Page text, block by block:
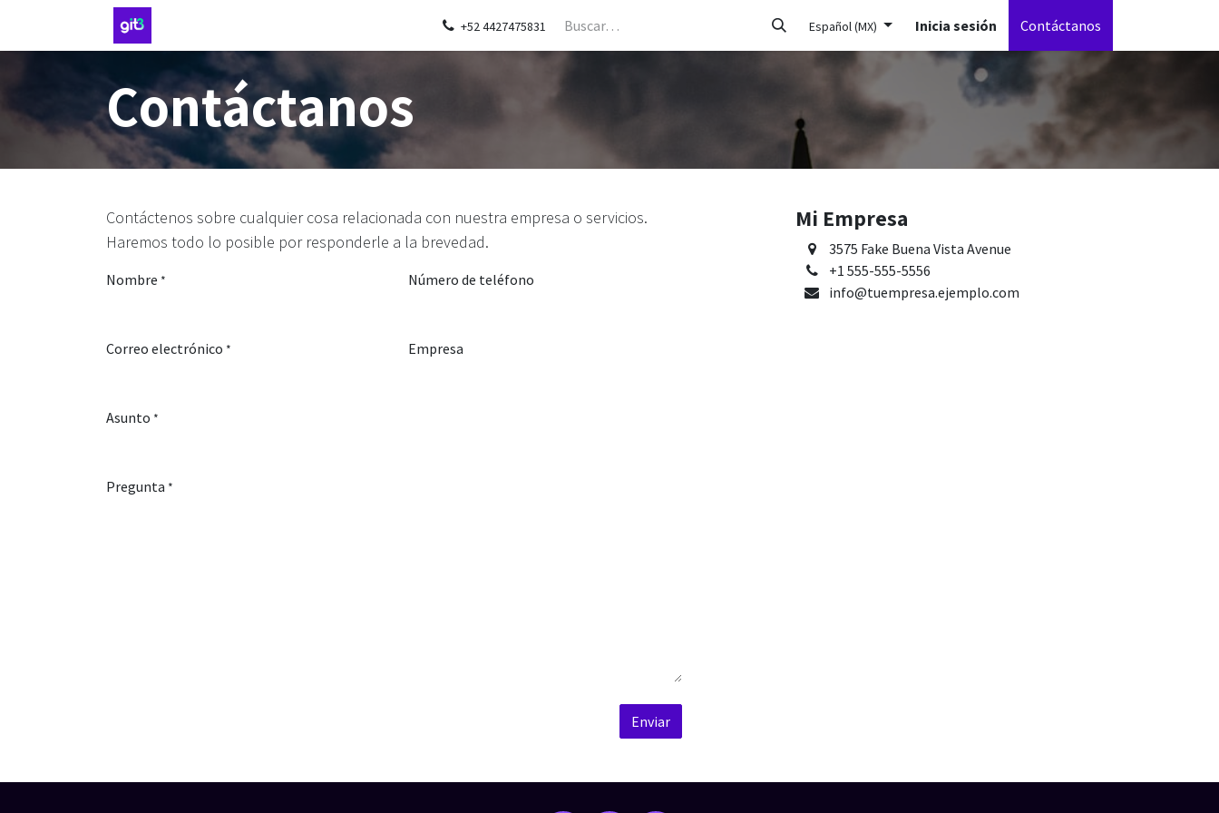
Historias de éxito Sobre nosotros Ayuda Contáctanos
+52 4427475831 Español (MX) Inicia sesión Contáctanos
Contáctanos
Contáctenos sobre cualquier cosa relacionada con nuestra empresa o servicios.
Haremos todo lo posible por responderle a la brevedad.
Nombre * Número de teléfono
Correo electrónico * Empresa
Asunto *
Pregunta *
Enviar
Mi Empresa
3575 Fake Buena Vista Avenue
+1 555-555-5556
info@tuempresa.ejemplo.com